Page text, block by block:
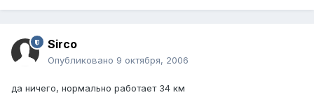
Sirco
Опубликовано 9 октября, 2006
да ничего, нормально работает 34 км